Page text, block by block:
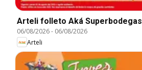
Arteli folleto Aká Superbodegas
06/08/2026- 06/08/2026
Arteli